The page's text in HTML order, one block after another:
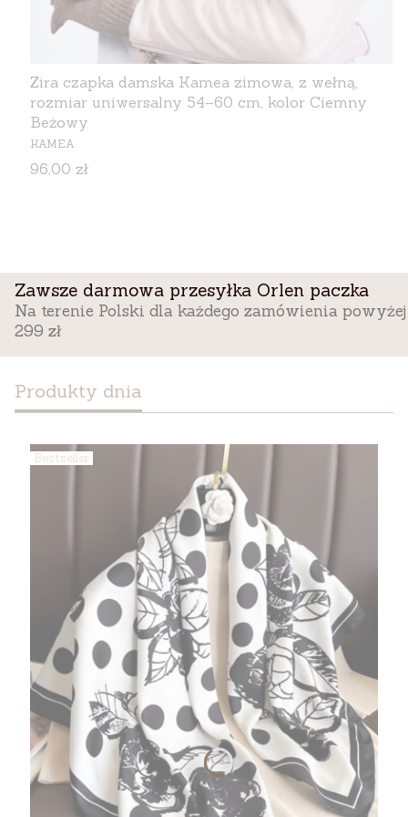
Zira czapka damska Kamea zimowa, z wełną,
rozmiar uniwersalny 54–60 cm, kolor Ciemny
Beżowy
PRODUCENT
KAMEA
Cena
96,00 zł
Zawsze darmowa przesyłka Orlen paczka
Na terenie Polski dla każdego zamówienia powyżej
299 zł
Produkty dnia
Bestseller